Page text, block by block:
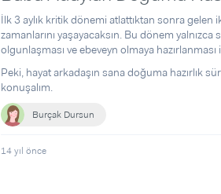
İlk 3 aylık kritik dönemi atlattıktan sonra
zamanlarını yaşayacaksın. Bu dönem
olgunlaşması ve ebeveyn olmaya
Peki, hayat arkadaşın sana doğuma hazırlık
konuşalım.
Burçak Dursun
14 yıl önce